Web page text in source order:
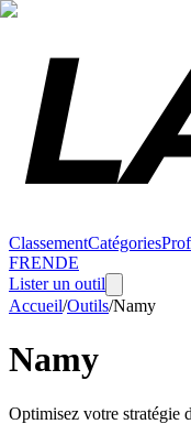
ClassementCatégories
FRENDE
Lister un outil
Accueil/Outils/Namy
Namy
Optimisez votre stratégie